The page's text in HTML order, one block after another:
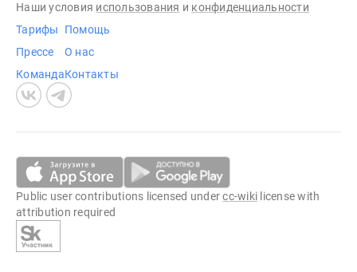
Наши условия использования и конфиденциальности
Тарифы
Прессе
Команда
Помощь
О нас
Контакты
Public user contributions licensed undercc-wiki license with
attribution required